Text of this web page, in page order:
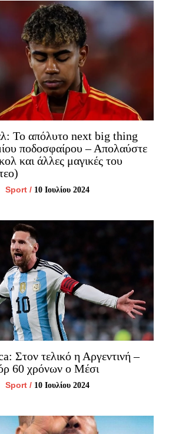
Το απόλυτο next big thing
ποδοσφαίρου – Απολαύστε
και άλλες μαγικές του
Sport/ 10 Ιουλίου 2024
Στον τελικό η Αργεντινή –
60 χρόνων ο Μέσι
Sport/ 10 Ιουλίου 2024